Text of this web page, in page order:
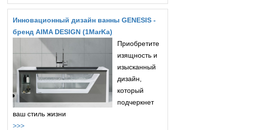
Инновационный дизайн ванны GENESIS -
бренд AIMA DESIGN (1MarKa)
Приобретите
изящность и
изысканный
дизайн,
который
подчеркнет
ваш стиль жизни
>>>